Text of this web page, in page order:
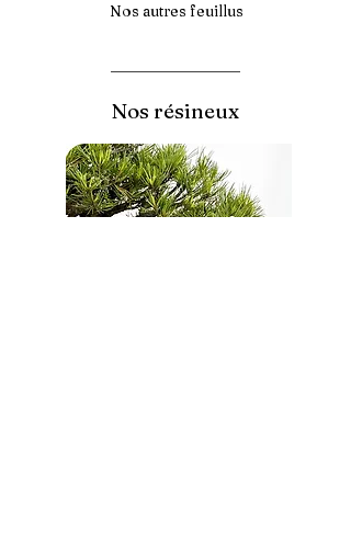
Nos autres feuillus
Nos résineux